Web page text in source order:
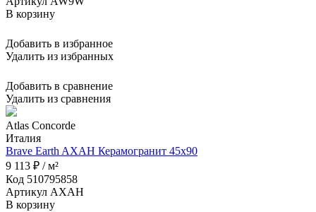
В корзину
Добавить в избранное
Удалить из избранных
Добавить в сравнение
Удалить из сравнения
Atlas Concorde
Италия
Brave Earth AXAH Керамогранит 45x90
9 113 ₽ / м²
Код 510795858
Артикул AXAH
В корзину